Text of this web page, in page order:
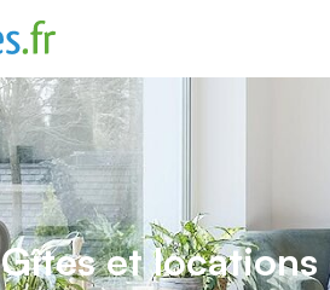
Gîtes et locations